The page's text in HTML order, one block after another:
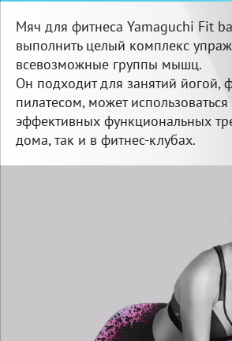
Мяч для фитнеса Yamaguchi Fit
выполнить целый комплекс
всевозможные группы мышц.
Он подходит для занятий йогой,
пилатесом, может
эффективных функциональных
дома, так и в фитнес-клубах.